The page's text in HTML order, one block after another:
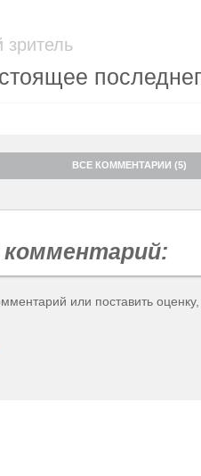
ВСЕ КОММЕНТАРИИ (5)
или поставить